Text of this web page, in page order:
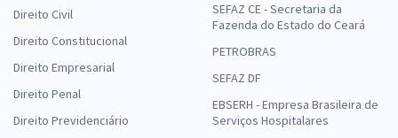
Direito Civil
Direito Constitucional
Direito Empresarial
Direito Penal
Direito Previdenciário
SEFAZ CE - Secretaria da
Fazenda do Estado do Ceará
PETROBRAS
SEFAZ DF
EBSERH - Empresa Brasileira de
Serviços Hospitalares